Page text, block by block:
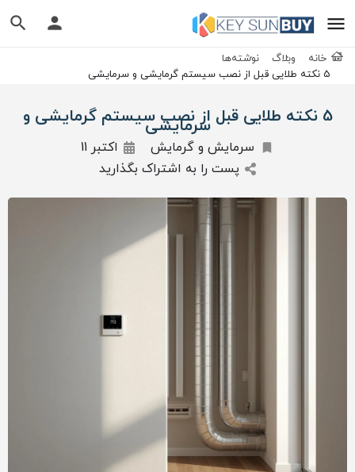
خانه وبلاگ
نوشته‌ها
5 نکته طلایی قبل از نصب سیستم گرمایشی و سرمایشی
5 نکته طلایی قبل از نصب سیستم گرمایشی و
سرمایشی
سرمایش و گرمایش
اکتبر 11
پست را به اشتراک بگذارید